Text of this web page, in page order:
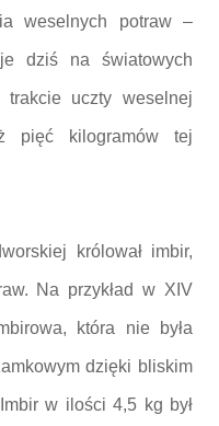
weselnych potraw –
dziś na światowych
uczty weselnej
pięć kilogramów tej
królował imbir,
Na przykład w XIV
która nie była
dzięki bliskim
w ilości 4,5 kg był